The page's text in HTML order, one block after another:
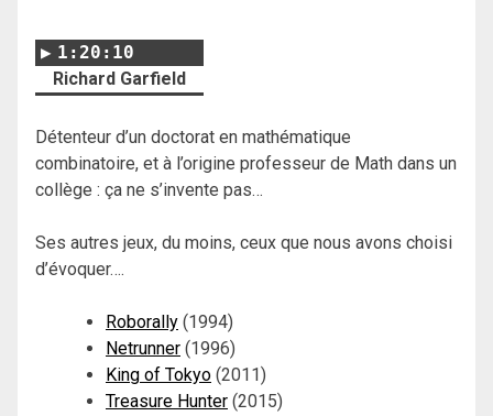
1:20:10
Richard Garfield
Détenteur d’un doctorat en mathématique
combinatoire, et à l’origine professeur de Math dans un
collège : ça ne s’invente pas…
Ses autres jeux, du moins, ceux que nous avons choisi
d’évoquer….
Roborally (1994)
Netrunner (1996)
King of Tokyo (2011)
Treasure Hunter (2015)